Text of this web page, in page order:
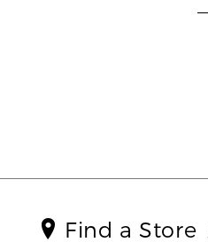
Find a Store